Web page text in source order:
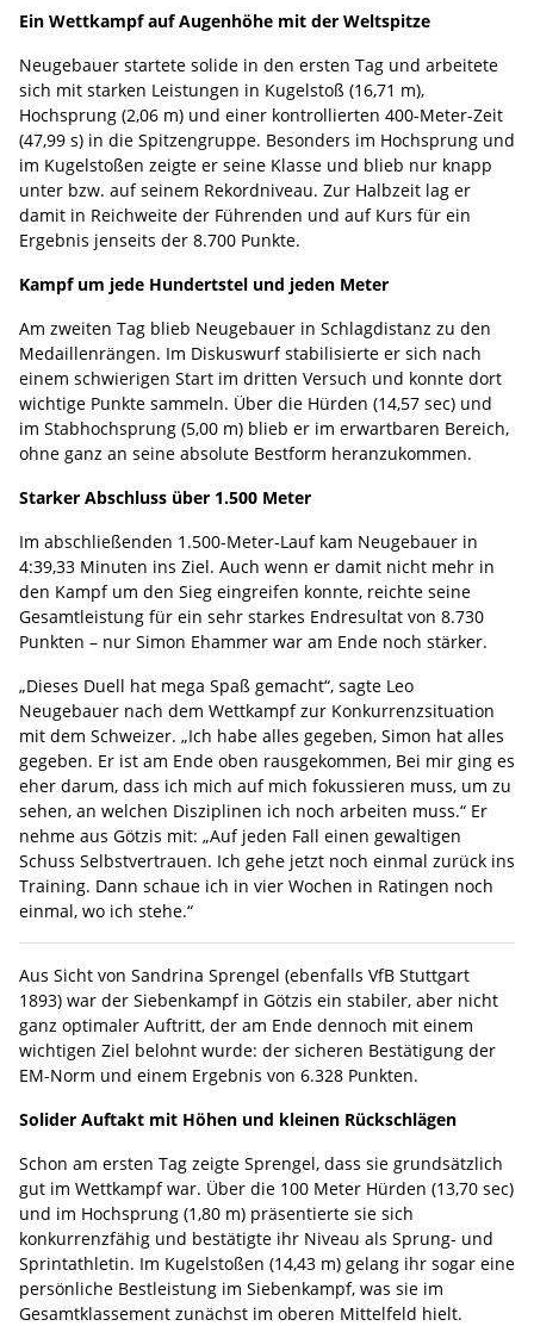
Ein Wettkampf auf Augenhöhe mit der Weltspitze
Neugebauer startete solide in den ersten Tag und arbeitete
sich mit starken Leistungen in Kugelstoß (16,71 m),
Hochsprung (2,06 m) und einer kontrollierten 400-Meter-Zeit
(47,99 s) in die Spitzengruppe. Besonders im Hochsprung und
im Kugelstoßen zeigte er seine Klasse und blieb nur knapp
unter bzw. auf seinem Rekordniveau. Zur Halbzeit lag er
damit in Reichweite der Führenden und auf Kurs für ein
Ergebnis jenseits der 8.700 Punkte.
Kampf um jede Hundertstel und jeden Meter
Am zweiten Tag blieb Neugebauer in Schlagdistanz zu den
Medaillenrängen. Im Diskuswurf stabilisierte er sich nach
einem schwierigen Start im dritten Versuch und konnte dort
wichtige Punkte sammeln. Über die Hürden (14,57 sec) und
im Stabhochsprung (5,00 m) blieb er im erwartbaren Bereich,
ohne ganz an seine absolute Bestform heranzukommen.
Starker Abschluss über 1.500 Meter
Im abschließenden 1.500-Meter-Lauf kam Neugebauer in
4:39,33 Minuten ins Ziel. Auch wenn er damit nicht mehr in
den Kampf um den Sieg eingreifen konnte, reichte seine
Gesamtleistung für ein sehr starkes Endresultat von 8.730
Punkten – nur Simon Ehammer war am Ende noch stärker.
„Dieses Duell hat mega Spaß gemacht“, sagte Leo
Neugebauer nach dem Wettkampf zur Konkurrenzsituation
mit dem Schweizer. „Ich habe alles gegeben, Simon hat alles
gegeben. Er ist am Ende oben rausgekommen, Bei mir ging es
eher darum, dass ich mich auf mich fokussieren muss, um zu
sehen, an welchen Disziplinen ich noch arbeiten muss.“ Er
nehme aus Götzis mit: „Auf jeden Fall einen gewaltigen
Schuss Selbstvertrauen. Ich gehe jetzt noch einmal zurück ins
Training. Dann schaue ich in vier Wochen in Ratingen noch
einmal, wo ich stehe.“
Aus Sicht von Sandrina Sprengel (ebenfalls VfB Stuttgart
1893) war der Siebenkampf in Götzis ein stabiler, aber nicht
ganz optimaler Auftritt, der am Ende dennoch mit einem
wichtigen Ziel belohnt wurde: der sicheren Bestätigung der
EM-Norm und einem Ergebnis von 6.328 Punkten.
Solider Auftakt mit Höhen und kleinen Rückschlägen
Schon am ersten Tag zeigte Sprengel, dass sie grundsätzlich
gut im Wettkampf war. Über die 100 Meter Hürden (13,70 sec)
und im Hochsprung (1,80 m) präsentierte sie sich
konkurrenzfähig und bestätigte ihr Niveau als Sprung- und
Sprintathletin. Im Kugelstoßen (14,43 m) gelang ihr sogar eine
persönliche Bestleistung im Siebenkampf, was sie im
Gesamtklassement zunächst im oberen Mittelfeld hielt.